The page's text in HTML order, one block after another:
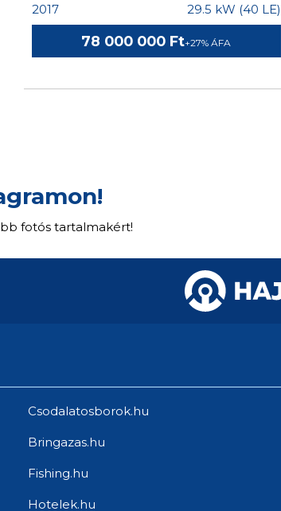
2017 29.5 kW (40 LE)
78 000 000 Ft+27% ÁFA
fotós tartalmakért!
Csodalatosborok.hu
Bringazas.hu
Fishing.hu
Hotelek.hu